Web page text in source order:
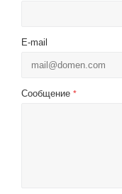
E-mail
Сообщение *